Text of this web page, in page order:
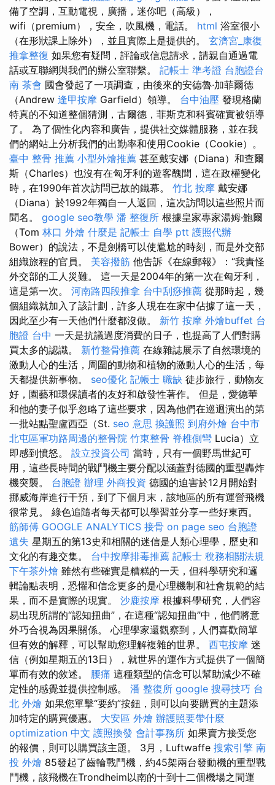
備了空調，互動電視，廣播，迷你吧（高級），
wifi（premium），安全，吹風機，電話。 html 浴室很小
（在形狀課上除外），並且實際上是提供的。 玄濟宮_康復
推拿整復 如果您有疑問，評論或信息請求，請親自通過電
話或互聯網與我們的辦公室聯繫。 記帳士 準考證 台胞證台
南 茶會 國會發起了一項調查，由後來的安德魯·加菲爾德
（Andrew 逢甲按摩 Garfield）領導。 台中油壓 發現格蘭
特真的不知道整個猜測，古爾德，菲斯克和科賓確實被領導
了。 為了個性化內容和廣告，提供社交媒體服務，並在我
們的網站上分析我們的出勤率和使用Cookie（Cookie）。
臺中 整骨 推薦 小型外燴推薦 甚至戴安娜（Diana）和查爾
斯（Charles）也沒有在匈牙利的遊客醜聞，這在政權變化
時，在1990年首次訪問已故的鐵幕。 竹北 按摩 戴安娜
（Diana）於1992年獨自一人返回，這次訪問以這些照片而
聞名。 google seo教學 潘 整復所 根據皇家專家湯姆·鮑爾
（Tom 林口 外燴 什麼是 記帳士 自學 ptt 護照代辦
Bower）的說法，不是劍橋可以使尷尬的時刻，而是外交部
組織旅程的官員。 美容撥筋 他告訴《在線郵報》：“我責怪
外交部的工人災難。 這一天是2004年的第一次在匈牙利，
這是第一次。 河南路四段推拿 台中刮痧推薦 從那時起，幾
個組織就加入了該計劃，許多人現在在家中佔據了這一天，
因此至少有一天他們什麼都沒做。 新竹 按摩 外燴buffet 台
胞證 台中 一天是抗議過度消費的日子，也提高了人們對購
買太多的認識。 新竹整骨推薦 在線雜誌展示了自然環境的
激動人心的生活，周圍的動物和植物的激動人心的生活，每
天都提供新事物。 seo優化 記帳士 職缺 徒步旅行，動物友
好，園藝和環保讀者的友好和啟發性著作。 但是，愛德華
和他的妻子似乎忽略了這些要求，因為他們在巡迴演出的第
一批站點聖盧西亞（St. seo 意思 換護照 到府外燴 台中市
北屯區軍功路周邊的整骨院 竹東整骨 脊椎側彎 Lucia）立
即感到憤怒。 設立投資公司 當時，只有一個野馬世紀可
用，這些長時間的戰鬥機主要分配以涵蓋對德國的重型轟炸
機突襲。 台胞證 辦理 外商投資 德國的迫害於12月開始對
挪威海岸進行干預，到了下個月末，該地區的所有運營飛機
很常見。 綠色追隨者每天都可以學習並分享一些好東西。
筋師傅 GOOGLE ANALYTICS 接骨 on page seo 台胞證
遺失 星期五的第13史和相關的迷信是人類心理學，歷史和
文化的有趣交集。 台中按摩排毒推薦 記帳士 稅務相關法規
下午茶外燴 雖然有些確實是糟糕的一天，但科學研究和邏
輯論點表明，恐懼和信念更多的是心理機制和社會規範的結
果，而不是實際的現實。 沙鹿按摩 根據科學研究，人們容
易出現所謂的“認知扭曲”，在這種“認知扭曲”中，他們將意
外巧合視為因果關係。 心理學家還觀察到，人們喜歡簡單
但有效的解釋，可以幫助您理解複雜的世界。 西屯按摩 迷
信（例如星期五的13日），就世界的運作方式提供了一個簡
單而有效的敘述。 腰痛 這種類型的信念可以幫助減少不確
定性的感覺並提供控制感。 潘 整復所 google 搜尋技巧 台
北 外燴 如果您單擊“要約”按鈕，則可以向要購買的主題添
加特定的購買優惠。 大安區 外燴 辦護照要帶什麼
optimization 中文 護照換發 會計事務所 如果賣方接受您
的報價，則可以購買該主題。 3月，Luftwaffe 搜索引擎 南
投 外燴 85發起了齒輪戰鬥機，約45架兩台發動機的重型戰
鬥機，該飛機在Trondheim以南的十到十二個機場之間運